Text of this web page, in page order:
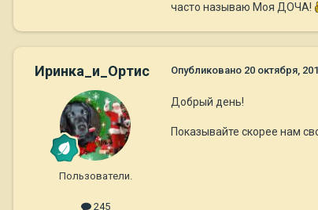
часто называю Моя ДОЧА!
Иринка_и_Ортис
Пользователи.
245
Опубликовано 20 октября,
Добрый день!
Показывайте скорее нам